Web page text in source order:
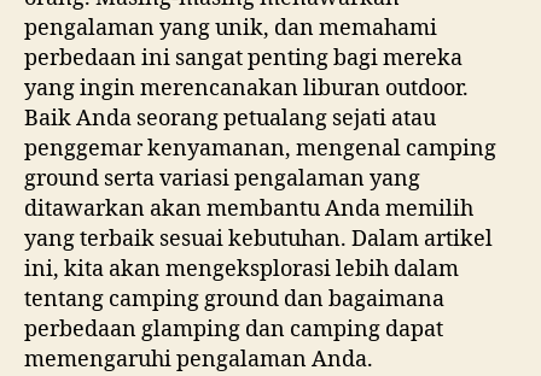
pengalaman yang unik, dan memahami
perbedaan ini sangat penting bagi mereka
yang ingin merencanakan liburan outdoor.
Baik Anda seorang petualang sejati atau
penggemar kenyamanan, mengenal camping
ground serta variasi pengalaman yang
ditawarkan akan membantu Anda memilih
yang terbaik sesuai kebutuhan. Dalam artikel
ini, kita akan mengeksplorasi lebih dalam
tentang camping ground dan bagaimana
perbedaan glamping dan camping dapat
memengaruhi pengalaman Anda.